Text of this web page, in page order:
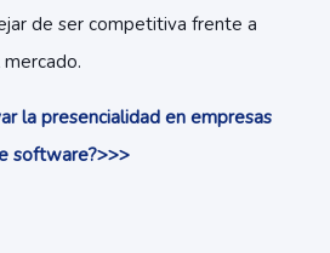
de ser competitiva frente a
la presencialidad en empresas
software?>>>